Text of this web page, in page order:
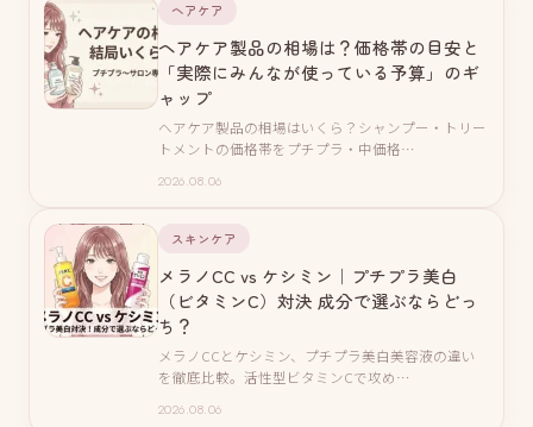
ヘアケア
ヘアケア製品の相場は？価格帯の目安と
「実際にみんなが使っている予算」のギ
ャップ
ヘアケア製品の相場はいくら？シャンプー・トリー
トメントの価格帯をプチプラ・中価格…
2026.08.06
スキンケア
メラノCC vs ケシミン｜プチプラ美白
（ビタミンC）対決 成分で選ぶならどっ
ち？
メラノCCとケシミン、プチプラ美白美容液の違い
を徹底比較。活性型ビタミンCで攻め…
2026.08.06